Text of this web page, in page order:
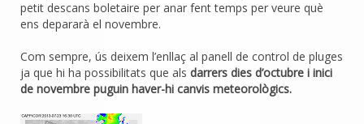
petit descans boletaire per anar fent temps per veure què
ens depararà el novembre.
Com sempre, ús deixem l’enllaç al panell de control de pluges
ja que hi ha possibilitats que als darrers dies d’octubre i inici
de novembre puguin haver-hi canvis meteorològics.